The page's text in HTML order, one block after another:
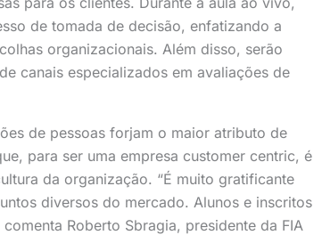
de tomada de decisão, enfatizando a
organizacionais. Além disso, serão
canais especializados em avaliações de
de pessoas forjam o maior atributo de
para ser uma empresa customer centric, é
da organização. “É muito gratificante
diversos do mercado. Alunos e inscritos
Roberto Sbragia, presidente da FIA